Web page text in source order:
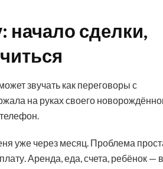
начало сделки,
звучать как переговоры с
на руках своего
уже через месяц. Проблема
Аренда, еда, счета, ребёнок —